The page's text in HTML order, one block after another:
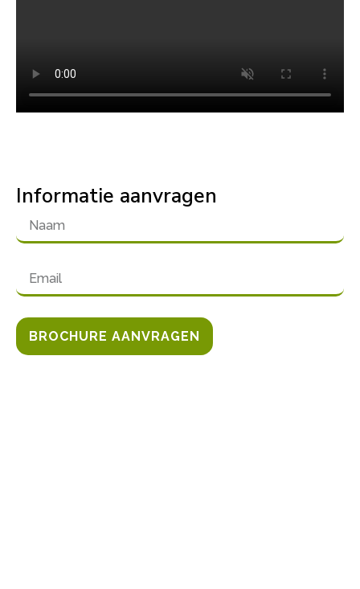
Informatie aanvragen
BROCHURE AANVRAGEN